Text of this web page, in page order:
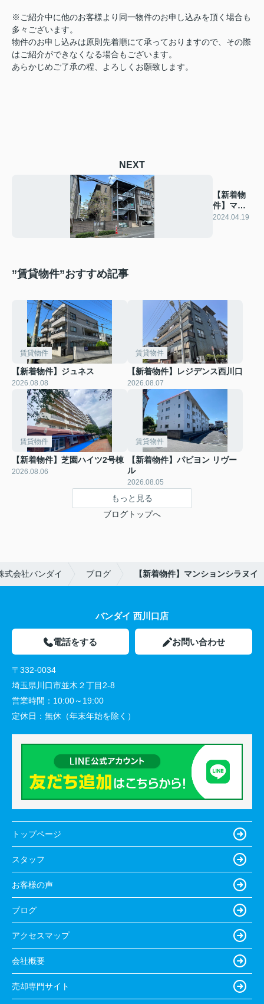
※ご紹介中に他のお客様より同一物件のお申し込みを頂く場合も
多々ございます。
物件のお申し込みは原則先着順にて承っておりますので、その際
はご紹介ができなくなる場合もございます。
あらかじめご了承の程、よろしくお願致します。
NEXT
【新着物
件】マー
ブル武蔵
2024.04.19
”賃貸物件”おすすめ記事
賃貸物件
【新着物件】ジュネス
2026.08.08
賃貸物件
【新着物件】レジデンス西川口
2026.08.07
賃貸物件
【新着物件】芝園ハイツ2号棟
2026.08.06
賃貸物件
【新着物件】パビヨン リヴー
ル
2026.08.05
もっと見る
ブログトップへ
式会社バンダイ ブログ 【新着物件】マンションシラヌイ
バンダイ 西川口店
電話をする お問い合わせ
〒332-0034
埼玉県川口市並木２丁目2-8
営業時間： 10:00～19:00
定休日： 無休（年末年始を除く）
トップページ
スタッフ
お客様の声
ブログ
アクセスマップ
会社概要
売却専門サイト